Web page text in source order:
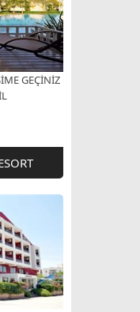
GEÇİNİZ
GEÇİNİZ